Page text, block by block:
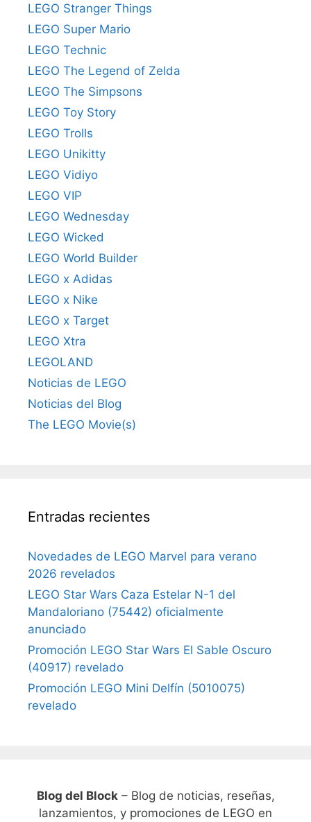
LEGO Stranger Things
LEGO Super Mario
LEGO Technic
LEGO The Legend of Zelda
LEGO The Simpsons
LEGO Toy Story
LEGO Trolls
LEGO Unikitty
LEGO Vidiyo
LEGO VIP
LEGO Wednesday
LEGO Wicked
LEGO World Builder
LEGO x Adidas
LEGO x Nike
LEGO x Target
LEGO Xtra
LEGOLAND
Noticias de LEGO
Noticias del Blog
The LEGO Movie(s)
Entradas recientes
Novedades de LEGO Marvel para verano
2026 revelados
LEGO Star Wars Caza Estelar N-1 del
Mandaloriano (75442) oficialmente
anunciado
Promoción LEGO Star Wars El Sable Oscuro
(40917) revelado
Promoción LEGO Mini Delfín (5010075)
revelado
Blog del Block– Blog de noticias, reseñas,
lanzamientos, y promociones de LEGO en